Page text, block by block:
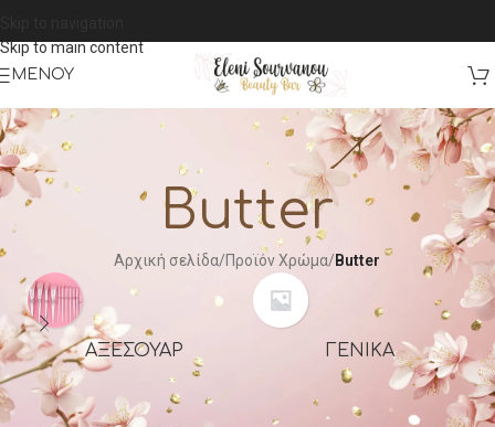
Skip to main content
ΜΕΝΟΎ
Butter
Αρχική σελίδα/Προϊόν Χρώμα/Butter
ΑΞΕΣΟΥΑΡ ΓΕΝΙΚΆ